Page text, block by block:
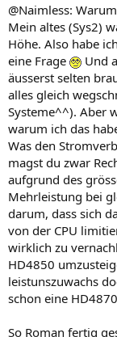
@Naimless:
Mein altes (Sys2)
Höhe. Also habe
eine Frage
Und
äusserst selten
alles gleich
Systeme^^). Aber
warum ich das
Was den
magst du zwar
aufgrund des
Mehrleistung bei
darum, dass sich
von der CPU
wirklich zu
HD4850
leistunszuwachs
schon eine
So Roman fertig